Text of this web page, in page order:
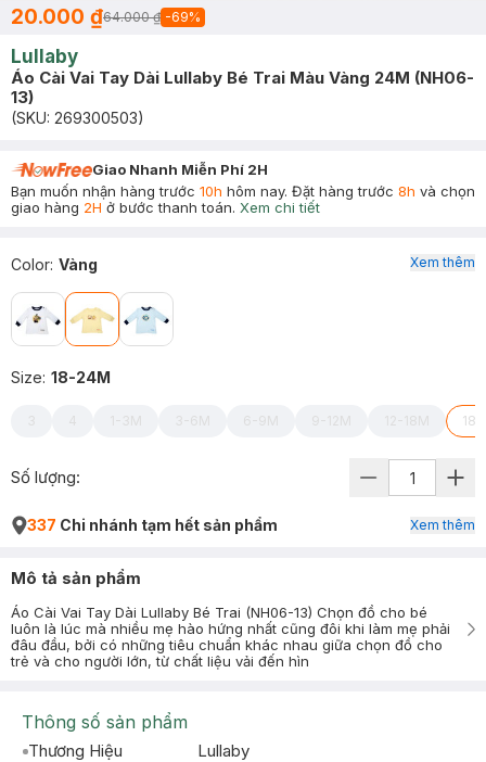
20.000 ₫64.000 ₫ -69%
Lullaby
Áo Cài Vai Tay Dài Lullaby Bé Trai Màu Vàng 24M (NH06-
13)
(SKU: 269300503)
Giao Nhanh Miễn Phí 2H
Bạn muốn nhận hàng trước 10h hôm nay. Đặt hàng trước 8h và chọn
giao hàng 2H ở bước thanh toán. Xem chi tiết
Color: Vàng
Size: 18-24M
3 4 1-3M 3-6M 6-9M 9-12M 12-18M
Xem thêm
Số lượng:
337 Chi nhánh tạm hết sản phẩm Xem thêm
Mô tả sản phẩm
Áo Cài Vai Tay Dài Lullaby Bé Trai (NH06-13) Chọn đồ cho bé
luôn là lúc mà nhiều mẹ hào hứng nhất cũng đôi khi làm mẹ phải
đâu đầu, bởi có những tiêu chuẩn khác nhau giữa chọn đồ cho
trẻ và cho người lớn, từ chất liệu vải đến hìn
Thông số sản phẩm
Thương Hiệu
Lullaby